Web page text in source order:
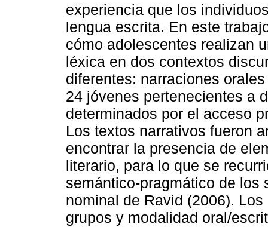
experiencia que los
lengua escrita. En este
cómo adolescentes realizan
léxica en dos contextos
diferentes: narraciones
24 jóvenes pertenecientes a
determinados por el acceso
Los textos narrativos fueron
encontrar la presencia de
literario, para lo que se
semántico-pragmático de los
nominal de Ravid (2006).
grupos y modalidad oral/